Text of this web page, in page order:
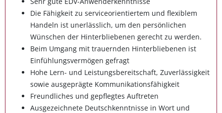
Die Fähigkeit zu serviceorientiertem und flexiblem
Handeln ist unerlässlich, um den persönlichen
Wünschen der Hinterbliebenen gerecht zu werden.
Beim Umgang mit trauernden Hinterbliebenen ist
Einfühlungsvermögen gefragt
Hohe Lern- und Leistungsbereitschaft, Zuverlässigkeit
sowie ausgeprägte Kommunikationsfähigkeit
Freundliches und gepflegtes Auftreten
Ausgezeichnete Deutschkenntnisse in Wort und